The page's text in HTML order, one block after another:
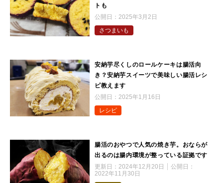
トも
公開日： 2025年3月2日
さつまいも
安納芋尽くしのロールケーキは腸活向
き？安納芋スイーツで美味しい腸活レシ
ピ教えます
公開日： 2025年1月16日
レシピ
腸活のおやつで人気の焼き芋。おならが
出るのは腸内環境が整っている証拠です
更新日： 2024年12月20日
公開日：
2022年11月30日